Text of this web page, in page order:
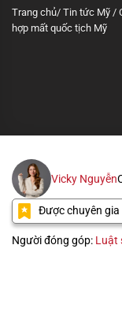
Trang chủ/ Tin tức Mỹ /
hợp mất quốc tịch Mỹ
Vicky Nguyễn
Được chuyên gia
Người đóng góp: Luật